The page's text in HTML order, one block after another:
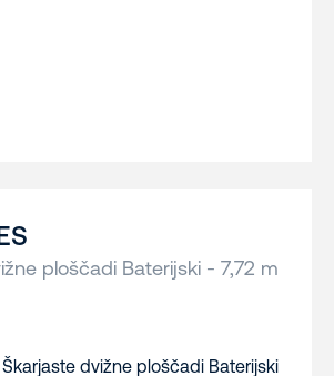
ploščadi Baterijski - 7,72 m